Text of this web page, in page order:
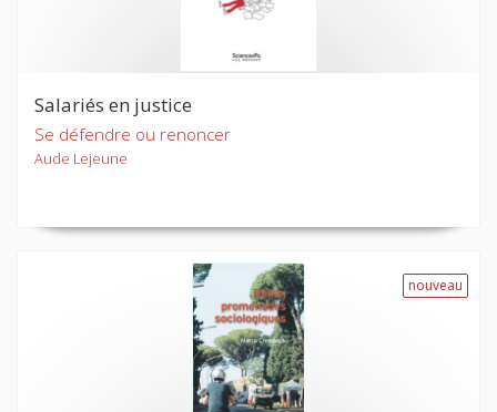
Salariés en justice
Se défendre ou renoncer
Aude Lejeune
nouveau